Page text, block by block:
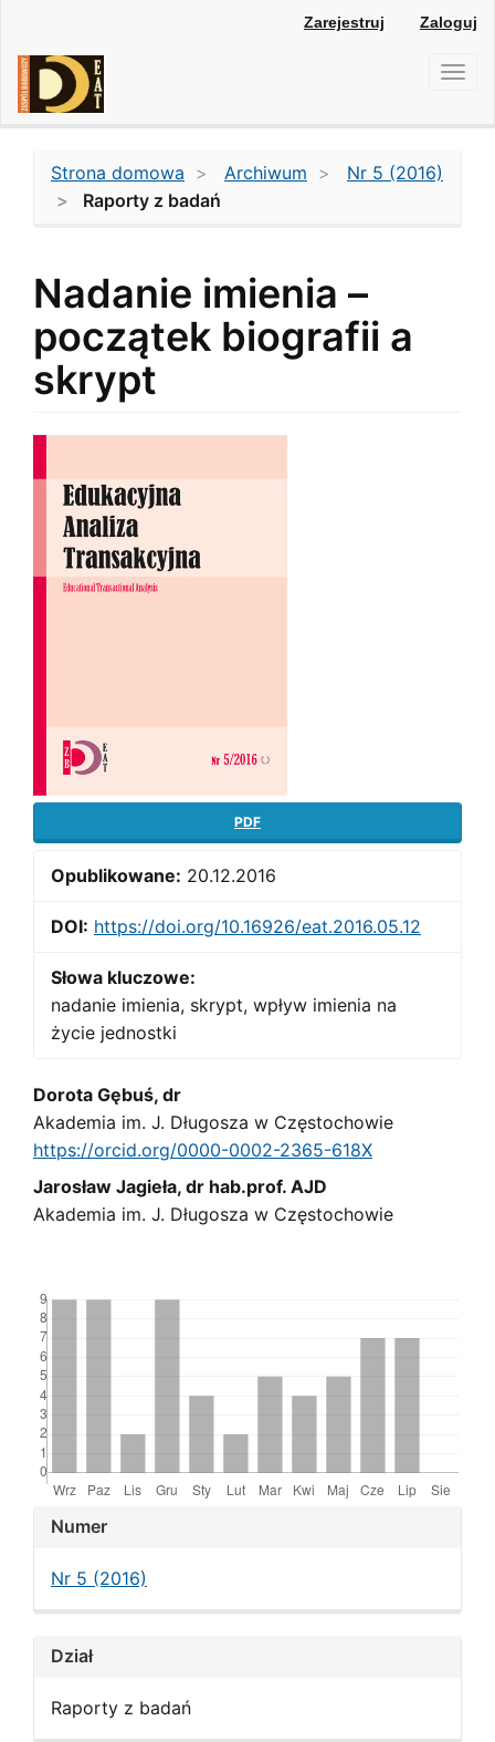
Main
Content
Sidebar
Zarejestruj Zaloguj
Strona domowa Archiwum
Nr 5 (2016)
Raporty z badań
Nadanie imienia –
początek biografii a
skrypt
Sidebar
PDF
Opublikowane: 20.12.2016
DOI: https://doi.org/10.16926/eat.2016.05.12
Słowa kluczowe:
nadanie imienia, skrypt, wpływ imienia na
życie jednostki
Main
Article
Content
Dorota Gębuś, dr
Akademia im. J. Długosza w Częstochowie
https://orcid.org/0000-0002-2365-618X
Jarosław Jagieła, dr hab.prof. AJD
Akademia im. J. Długosza w Częstochowie
Article
Numer
Nr 5 (2016)
Dział
Raporty z badań